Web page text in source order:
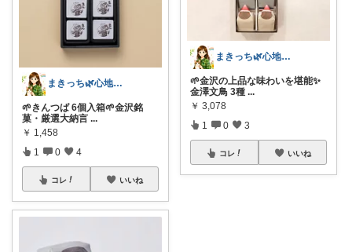
まきっち🌿心地よい暮らし🌿
🌱きんつば 6個入箱🌱金沢銘
菓・厳選大納言 ...
￥ 1,458
1 0 4
コレ いいね
まきっち🌿心地よい暮らし🌿
🌱金沢の上品な味わいを堪能✨
金澤文鳥 3種 ...
￥ 3,078
1 0 3
コレ いいね